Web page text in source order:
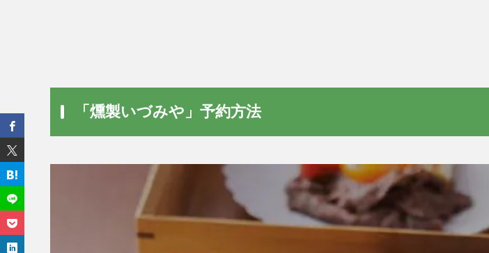
「燻製いづみや」予約方法